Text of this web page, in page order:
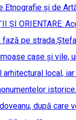
Etnografie și de
ȘI ORIENTARE:
fază pe strada
case și vile,
local,
după care